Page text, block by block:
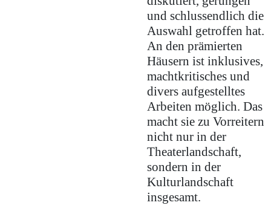
und schlussendlich die
Auswahl getroffen hat.
An den prämierten
Häusern ist inklusives,
machtkritisches und
divers aufgestelltes
Arbeiten möglich. Das
macht sie zu Vorreitern
nicht nur in der
Theaterlandschaft,
sondern in der
Kulturlandschaft
insgesamt.